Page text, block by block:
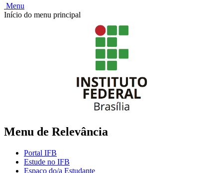
Menu
Início do menu principal
Menu de Relevância
Portal IFB
Estude no IFB
Espaço do/a Estudante